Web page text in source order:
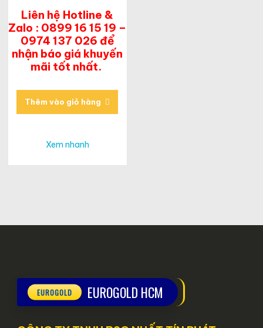
Liên hệ Hotline &
Zalo : 0899 16 15 19 –
0974 137 026 để
nhận báo giá khuyến
mãi tốt nhất.
Thêm vào giỏ hàng
Xem nhanh
EUROGOLD HCM